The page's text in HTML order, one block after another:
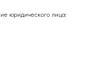
юридического лица: